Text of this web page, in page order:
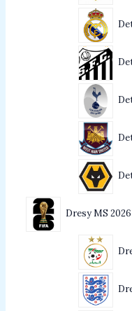
Dresy MS 2026